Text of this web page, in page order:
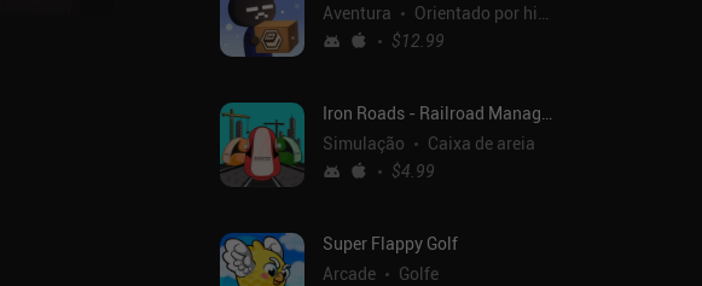
Aventura
Orientado por histórias
$12.99
Iron Roads - Railroad Manager
Simulação
Caixa de areia
$4.99
Super Flappy Golf
Arcade
Golfe